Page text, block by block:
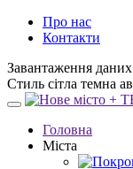
Про нас
Контакти
Завантаження
Стиль сітла темна
Головна
Міста